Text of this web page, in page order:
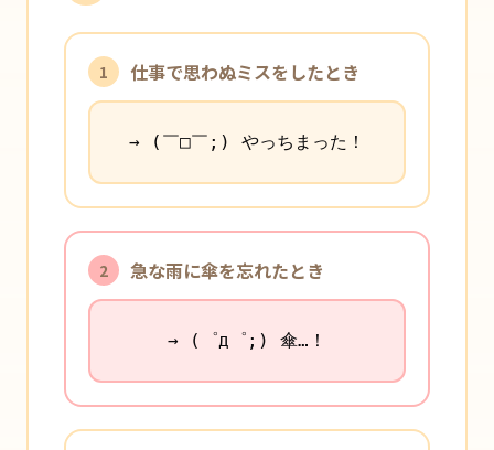
1 仕事で思わぬミスをしたとき
→ (￣□￣;) やっちまった！
2 急な雨に傘を忘れたとき
→ (゜д゜;) 傘…！